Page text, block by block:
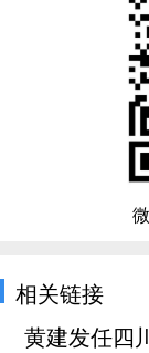
相关链接
黄建发任四